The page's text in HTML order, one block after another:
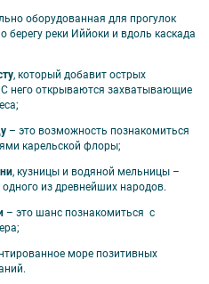
прогулка на катере с
Валаам и Ладожских
на Валаам на
по острову.
Ладога.
оборудованная для прогулок
берегу реки Иййоки и вдоль каскада
, который добавит острых
него открываются захватывающие
– это возможность познакомиться
карельской флоры;
, кузницы и водяной мельницы –
одного из древнейших народов.
– это шанс познакомиться с
море позитивных